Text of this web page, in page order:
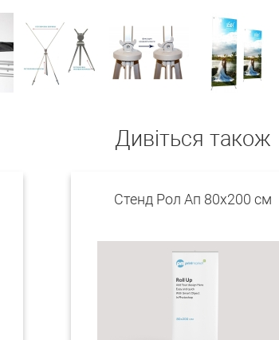
Дивіться також
Стенд Рол Ап 80х200 см